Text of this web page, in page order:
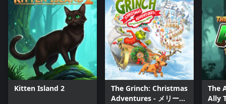
Kitten Island 2
The Grinch: Christmas
Adventures - メリー＆
The
Ally